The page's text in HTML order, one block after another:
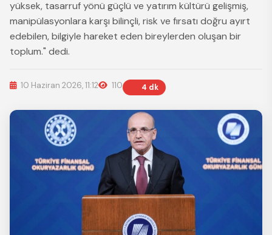
yüksek, tasarruf yönü güçlü ve yatırım kültürü gelişmiş,
manipülasyonlara karşı bilinçli, risk ve fırsatı doğru ayırt
edebilen, bilgiyle hareket eden bireylerden oluşan bir
toplum." dedi.
10 Haziran 2026, 11:12 110 4 dk